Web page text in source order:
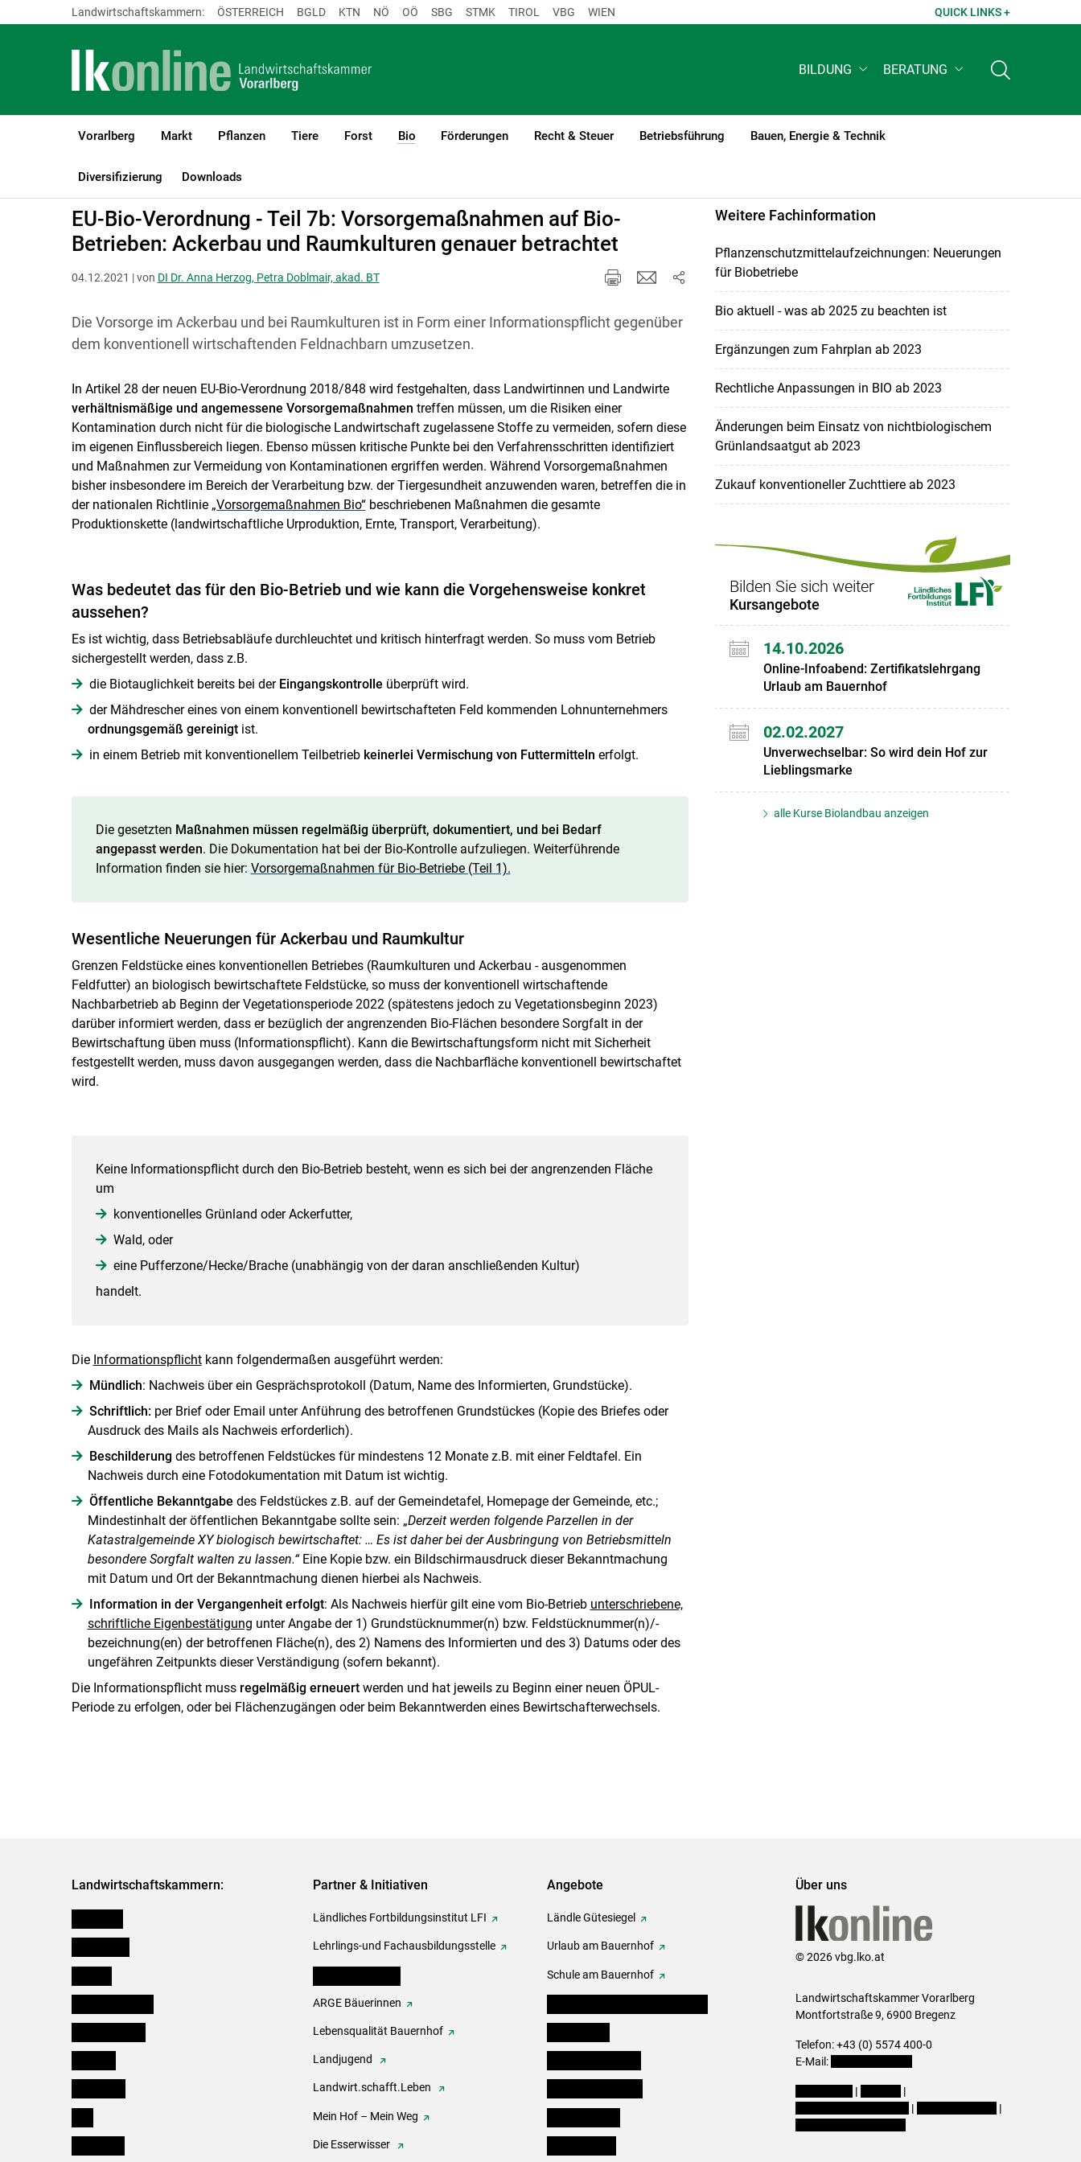
Landwirtschaftskammern: ÖSTERREICH BGLD KTN NÖ OÖ SBG STMK TIROL VBG WIEN QUICK LINKS +
BILDUNG BERATUNG
Vorarlberg Markt Pflanzen Tiere Forst Bio
(current)1
Förderungen Recht & Steuer Betriebsführung Bauen, Energie & Technik
Diversifizierung Downloads
LK Vorarlberg Bio Rechtsgrundlagen für Biobetriebe
EU-Bio-Verordnung - Teil 7b: Vorsorgemaßnahmen auf Bio-
Betrieben: Ackerbau und Raumkulturen genauer betrachtet
04.12.2021 | von DI Dr. Anna Herzog, Petra Doblmair, akad. BT
Die Vorsorge im Ackerbau und bei Raumkulturen ist in Form einer Informationspflicht gegenüber
dem konventionell wirtschaftenden Feldnachbarn umzusetzen.
In Artikel 28 der neuen EU-Bio-Verordnung 2018/848 wird festgehalten, dass Landwirtinnen und Landwirte
verhältnismäßige und angemessene Vorsorgemaßnahmen treffen müssen, um die Risiken einer
Kontamination durch nicht für die biologische Landwirtschaft zugelassene Stoffe zu vermeiden, sofern diese
im eigenen Einflussbereich liegen. Ebenso müssen kritische Punkte bei den Verfahrensschritten identifiziert
und Maßnahmen zur Vermeidung von Kontaminationen ergriffen werden. Während Vorsorgemaßnahmen
bisher insbesondere im Bereich der Verarbeitung bzw. der Tiergesundheit anzuwenden waren, betreffen die in
der nationalen Richtlinie „Vorsorgemaßnahmen Bio“beschriebenen Maßnahmen die gesamte
Produktionskette (landwirtschaftliche Urproduktion, Ernte, Transport, Verarbeitung).
Was bedeutet das für den Bio-Betrieb und wie kann die Vorgehensweise konkret
aussehen?
Es ist wichtig, dass Betriebsabläufe durchleuchtet und kritisch hinterfragt werden. So muss vom Betrieb
sichergestellt werden, dass z.B.
die Biotauglichkeit bereits bei der Eingangskontrolle überprüft wird.
der Mähdrescher eines von einem konventionell bewirtschafteten Feld kommenden Lohnunternehmers
ordnungsgemäß gereinigtist.
in einem Betrieb mit konventionellem Teilbetrieb keinerlei Vermischung von Futtermitteln erfolgt.
Die gesetzten Maßnahmen müssen regelmäßig überprüft, dokumentiert, und bei Bedarf
angepasst werden. Die Dokumentation hat bei der Bio-Kontrolle aufzuliegen. Weiterführende
Information finden sie hier: Vorsorgemaßnahmen für Bio-Betriebe (Teil 1).
Wesentliche Neuerungen für Ackerbau und Raumkultur
Grenzen Feldstücke eines konventionellen Betriebes (Raumkulturen und Ackerbau - ausgenommen
Feldfutter) an biologisch bewirtschaftete Feldstücke, so muss der konventionell wirtschaftende
Nachbarbetrieb ab Beginn der Vegetationsperiode 2022 (spätestens jedoch zu Vegetationsbeginn 2023)
darüber informiert werden, dass er bezüglich der angrenzenden Bio-Flächen besondere Sorgfalt in der
Bewirtschaftung üben muss (Informationspflicht). Kann die Bewirtschaftungsform nicht mit Sicherheit
festgestellt werden, muss davon ausgegangen werden, dass die Nachbarfläche konventionell bewirtschaftet
wird.
Keine Informationspflicht durch den Bio-Betrieb besteht, wenn es sich bei der angrenzenden Fläche
um
konventionelles Grünland oder Ackerfutter,
Wald, oder
eine Pufferzone/Hecke/Brache (unabhängig von der daran anschließenden Kultur)
handelt.
Die Informationspflichtkann folgendermaßen ausgeführt werden:
Mündlich: Nachweis über ein Gesprächsprotokoll (Datum, Name des Informierten, Grundstücke).
Schriftlich: per Brief oder Email unter Anführung des betroffenen Grundstückes (Kopie des Briefes oder
Ausdruck des Mails als Nachweis erforderlich).
Beschilderung des betroffenen Feldstückes für mindestens 12 Monate z.B. mit einer Feldtafel. Ein
Nachweis durch eine Fotodokumentation mit Datum ist wichtig.
Öffentliche Bekanntgabe des Feldstückes z.B. auf der Gemeindetafel, Homepage der Gemeinde, etc.;
Mindestinhalt der öffentlichen Bekanntgabe sollte sein: „Derzeit werden folgende Parzellen in der
Katastralgemeinde XY biologisch bewirtschaftet: … Es ist daher bei der Ausbringung von Betriebsmitteln
besondere Sorgfalt walten zu lassen.“Eine Kopie bzw. ein Bildschirmausdruck dieser Bekanntmachung
mit Datum und Ort der Bekanntmachung dienen hierbei als Nachweis.
Information in der Vergangenheit erfolgt: Als Nachweis hierfür gilt eine vom Bio-Betrieb unterschriebene,
schriftliche Eigenbestätigung unter Angabe der 1) Grundstücknummer(n) bzw. Feldstücknummer(n)/-
bezeichnung(en) der betroffenen Fläche(n), des 2) Namens des Informierten und des 3) Datums oder des
ungefähren Zeitpunkts dieser Verständigung (sofern bekannt).
Die Informationspflicht muss regelmäßig erneuertwerden und hat jeweils zu Beginn einer neuen ÖPUL-
Periode zu erfolgen, oder bei Flächenzugängen oder beim Bekanntwerden eines Bewirtschafterwechsels.
Weitere Fachinformation
Pflanzenschutzmittelaufzeichnungen: Neuerungen
für Biobetriebe
Bio aktuell - was ab 2025 zu beachten ist
Ergänzungen zum Fahrplan ab 2023
Rechtliche Anpassungen in BIO ab 2023
Änderungen beim Einsatz von nichtbiologischem
Grünlandsaatgut ab 2023
Zukauf konventioneller Zuchttiere ab 2023
Bilden Sie sich weiter
Kursangebote
14.10.2026
Online-Infoabend: Zertifikatslehrgang
Urlaub am Bauernhof
02.02.2027
Unverwechselbar: So wird dein Hof zur
Lieblingsmarke
alle Kurse Biolandbau anzeigen
Landwirtschaftskammern: Partner & Initiativen
Ländliches Fortbildungsinstitut LFI
Lehrlings-und Fachausbildungsstelle
ARGE Bäuerinnen
Lebensqualität Bauernhof
Landjugend
Landwirt.schafft.Leben
Mein Hof – Mein Weg
Die Esserwisser
Angebote
Ländle Gütesiegel
Urlaub am Bauernhof
Schule am Bauernhof
Über uns
© 2026 vbg.lko.at
Landwirtschaftskammer Vorarlberg
Montfortstraße 9, 6900 Bregenz
Telefon: +43 (0) 5574 400-0
E-Mail:
|
|
|
|